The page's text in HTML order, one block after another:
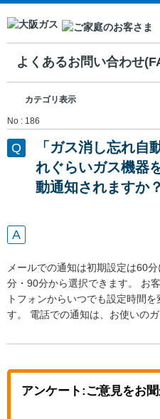
よくあるお問い合わせ
カテゴリ表示
No : 186
「ガス消し忘れ自
れぐらいガス機器
動通知されますか？
メールでの通知は初期設定は60
分・90分から選択できます。 お
トフォンからいつでも設定時間
す。 電話での通知は、お使いの
アンケート:ご意見をお